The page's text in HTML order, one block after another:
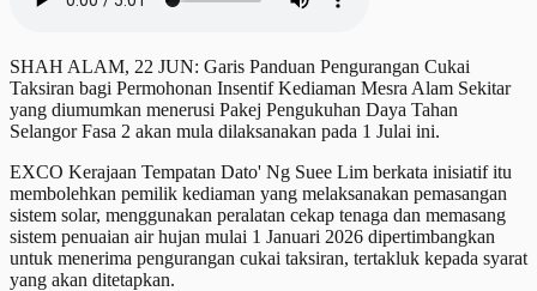
SHAH ALAM, 22 JUN: Garis Panduan Pengurangan Cukai
Taksiran bagi Permohonan Insentif Kediaman Mesra Alam Sekitar
yang diumumkan menerusi Pakej Pengukuhan Daya Tahan
Selangor Fasa 2 akan mula dilaksanakan pada 1 Julai ini.
EXCO Kerajaan Tempatan Dato' Ng Suee Lim berkata inisiatif itu
membolehkan pemilik kediaman yang melaksanakan pemasangan
sistem solar, menggunakan peralatan cekap tenaga dan memasang
sistem penuaian air hujan mulai 1 Januari 2026 dipertimbangkan
untuk menerima pengurangan cukai taksiran, tertakluk kepada syarat
yang akan ditetapkan.